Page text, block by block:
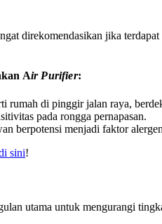
direkomendasikan jika
Air Purifier:
di pinggir jalan raya,
pada rongga pernapasan.
berpotensi menjadi faktor
sini!
utama untuk mengurangi